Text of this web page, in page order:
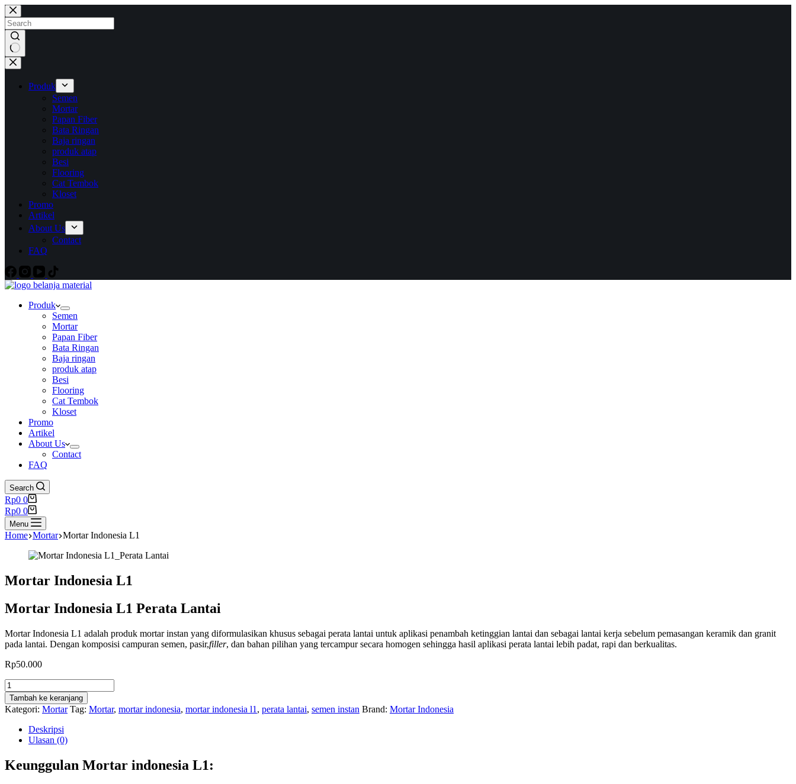
Skip
to
content
No
results
Produk
Semen
Mortar
Papan Fiber
Bata Ringan
Baja ringan
produk atap
Besi
Flooring
Cat Tembok
Kloset
Promo
Artikel
About Us
Contact
FAQ
Produk
Semen
Mortar
Papan Fiber
Bata Ringan
Baja ringan
produk atap
Besi
Flooring
Cat Tembok
Kloset
Promo
Artikel
About Us
Contact
FAQ
Search
Shopping
cart
Rp0 0
Shopping
cart
Rp0 0
Menu
Home Mortar Mortar Indonesia L1
Mortar Indonesia L1
Mortar Indonesia L1 Perata Lantai
Mortar Indonesia L1 adalah produk mortar instan yang diformulasikan khusus sebagai perata lantai untuk aplikasi penambah ketinggian lantai dan sebagai lantai kerja sebelum pemasangan keramik dan granit
pada lantai. Dengan komposisi campuran semen, pasir,filler, dan bahan pilihan yang tercampur secara homogen sehingga hasil aplikasi perata lantai lebih padat, rapi dan berkualitas.
Rp50.000
Kuantitas
Mortar
Indonesia
L1
Tambah ke keranjang
Kategori: Mortar Tag: Mortar, mortar indonesia, mortar indonesia l1 , perata lantai, semen instan Brand: Mortar Indonesia
Deskripsi
Ulasan (0)
Keunggulan Mortar indonesia L1: